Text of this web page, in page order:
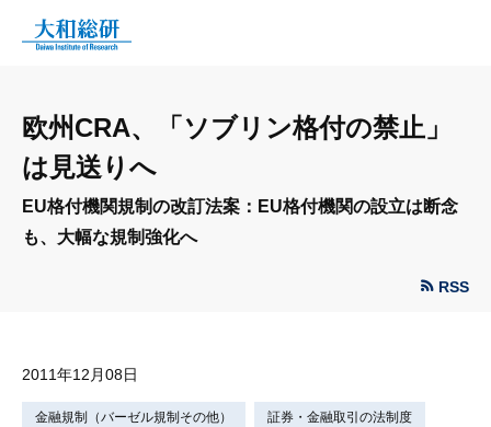
欧州CRA、「ソブリン格付の禁止」
は見送りへ
EU格付機関規制の改訂法案：EU格付機関の設立は断念
も、大幅な規制強化へ
RSS
2011年12月08日
金融規制（バーゼル規制その他） 証券・金融取引の法制度